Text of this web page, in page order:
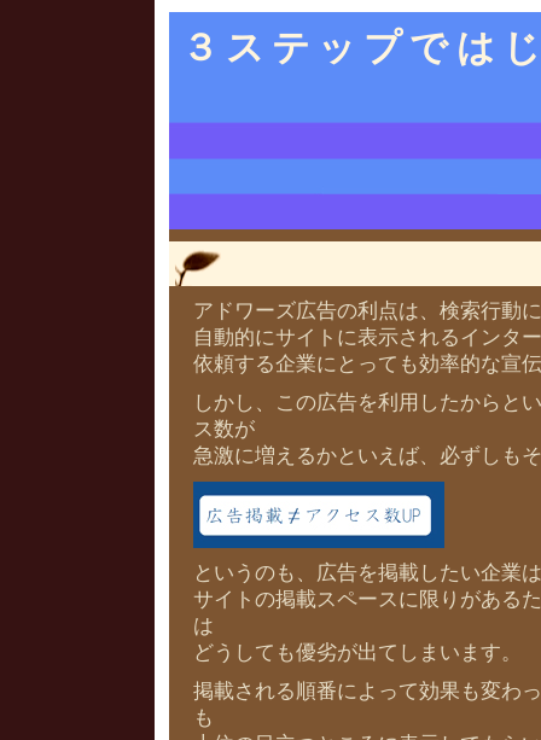
３ステップでは
アドワーズ広告の利点は、検索行動
自動的にサイトに表示されるインタ
依頼する企業にとっても効率的な宣
しかし、この広告を利用したからと
ス数が
急激に増えるかといえば、必ずしも
というのも、広告を掲載したい企業
サイトの掲載スペースに限りがある
は
どうしても優劣が出てしまいます。
掲載される順番によって効果も変わ
も